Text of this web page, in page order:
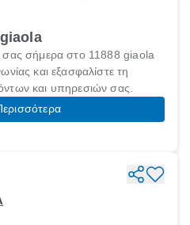
σας σήμερα στο 11888 giaola
και εξασφαλίστε τη
και υπηρεσιών σας.